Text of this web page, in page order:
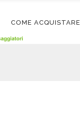
COME ACQUISTARE